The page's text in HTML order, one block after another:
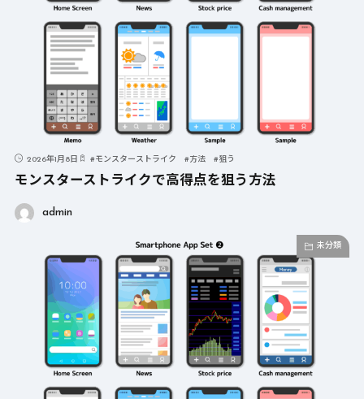
2026年1月8日 #モンスターストライク #方法 #狙う
モンスターストライクで高得点を狙う方法
admin
未分類